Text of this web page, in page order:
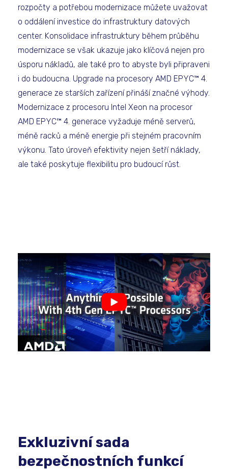
rozpočty a potřebou modernizace můžete uvažovat
o oddálení investice do infrastruktury datových
center. Konsolidace infrastruktury během průběhu
modernizace se však ukazuje jako klíčová nejen pro
úsporu nákladů, ale také pro to abyste byli připraveni
i do budoucna. Upgrade na procesory AMD EPYC™ 4.
generace ze starších zařízení přináší značné výhody.
Modernizace z procesoru Intel Xeon na procesor
AMD EPYC™ 4. generace vyžaduje méně serverů,
méně racků a méně energie při stejném pracovním
výkonu. Tato úroveň efektivity nejen šetří náklady,
ale také poskytuje flexibilitu pro budoucí růst.
Exkluzivní sada
bezpečnostních funkcí